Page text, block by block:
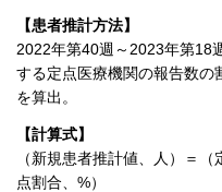
【患者推計方法】
2022年第40週～2023年第18
する定点医療機関の報告数の
を算出。
【計算式】
（新規患者推計値、人）＝
点割合、%）